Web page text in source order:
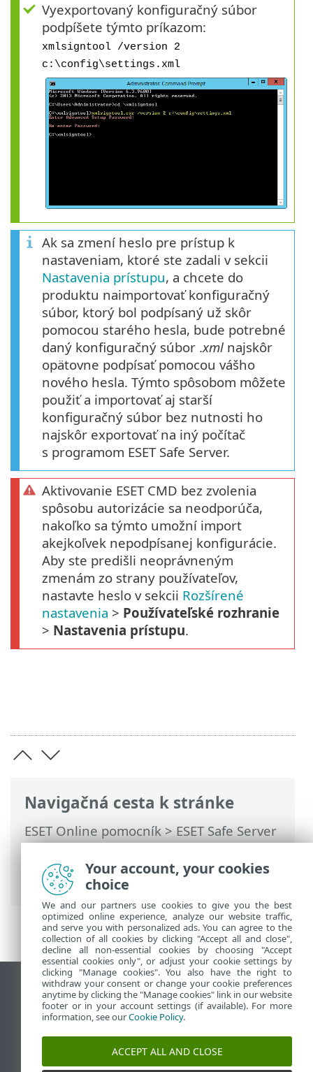
Navigačná cesta k stránke
ESET Online pomocník>ESET Safe Server
>Práca s programom ESET Safe Server>
Rozšírené nastavenia>Používateľské
rozhranie > ESET CMD
Vyexportovaný konfiguračný súbor
podpíšete týmto príkazom:
xmlsigntool /version 2
c:\config\settings.xml
Ak sa zmení heslo pre prístup k
nastaveniam, ktoré ste zadali v sekcii
Nastavenia prístupu, a chcete do
produktu naimportovať konfiguračný
súbor, ktorý bol podpísaný už skôr
pomocou starého hesla, bude potrebné
daný konfiguračný súbor .xml najskôr
opätovne podpísať pomocou vášho
nového hesla. Týmto spôsobom môžete
použiť a importovať aj starší
konfiguračný súbor bez nutnosti ho
najskôr exportovať na iný počítač
s programom ESET Safe Server.
Aktivovanie ESET CMD bez zvolenia
spôsobu autorizácie sa neodporúča,
nakoľko sa týmto umožní import
akejkoľvek nepodpísanej konfigurácie.
Aby ste predišli neoprávneným
zmenám zo strany používateľov,
nastavte heslo v sekcii Rozšírené
nastavenia > Používateľské rozhranie
> Nastavenia prístupu.
Zobraziť stránku ako na počítači
End of Life
Databáza znalostí ESET
ESET Fórum
ESET Status Portal
Your account, your cookies
choice
We and our partners use cookies to give you the best
optimized online experience, analyze our website traffic,
and serve you with personalized ads. You can agree to the
collection of all cookies by clicking "Accept all and close",
decline all non-essential cookies by choosing "Accept
essential cookies only", or adjust your cookie settings by
clicking "Manage cookies". You also have the right to
withdraw your consent or change your cookie preferences
anytime by clicking the "Manage cookies" link in our website
footer or in your account settings (if available). For more
information, see ourCookie Policy.
ACCEPT ALL AND CLOSE